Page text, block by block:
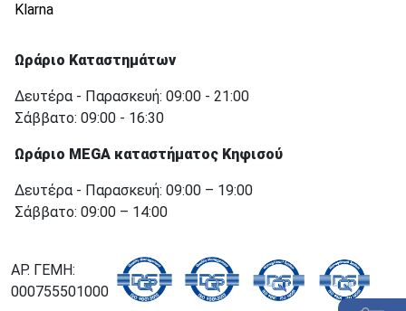
Klarna
Ωράριο Καταστημάτων
Δευτέρα - Παρασκευή: 09:00 - 21:00
Σάββατο: 09:00 - 16:30
Ωράριο MEGA καταστήματος Κηφισού
Δευτέρα - Παρασκευή: 09:00 – 19:00
Σάββατο: 09:00 – 14:00
ΑΡ. ΓΕΜΗ:
000755501000